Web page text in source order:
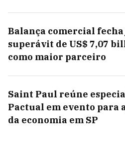
Balança comercial
superávit de US$ 7,07
como maior parceiro
Saint Paul reúne
Pactual em evento para
da economia em SP